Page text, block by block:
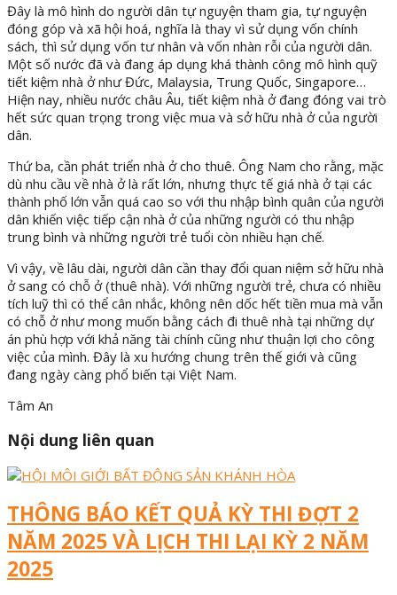
Đây là mô hình do người dân tự nguyện tham gia, tự nguyện
đóng góp và xã hội hoá, nghĩa là thay vì sử dụng vốn chính
sách, thì sử dụng vốn tư nhân và vốn nhàn rỗi của người dân.
Một số nước đã và đang áp dụng khá thành công mô hình quỹ
tiết kiệm nhà ở như Đức, Malaysia, Trung Quốc, Singapore…
Hiện nay, nhiều nước châu Âu, tiết kiệm nhà ở đang đóng vai trò
hết sức quan trọng trong việc mua và sở hữu nhà ở của người
dân.
Thứ ba, cần phát triển nhà ở cho thuê. Ông Nam cho rằng, mặc
dù nhu cầu về nhà ở là rất lớn, nhưng thực tế giá nhà ở tại các
thành phố lớn vẫn quá cao so với thu nhập bình quân của người
dân khiến việc tiếp cận nhà ở của những người có thu nhập
trung bình và những người trẻ tuổi còn nhiều hạn chế.
Vì vậy, về lâu dài, người dân cần thay đổi quan niệm sở hữu nhà
ở sang có chỗ ở (thuê nhà). Với những người trẻ, chưa có nhiều
tích luỹ thì có thể cân nhắc, không nên dốc hết tiền mua mà vẫn
có chỗ ở như mong muốn bằng cách đi thuê nhà tại những dự
án phù hợp với khả năng tài chính cũng như thuận lợi cho công
việc của mình. Đây là xu hướng chung trên thế giới và cũng
đang ngày càng phổ biến tại Việt Nam.
Tâm An
Nội dung liên quan
THÔNG BÁO KẾT QUẢ KỲ THI ĐỢT 2
NĂM 2025 VÀ LỊCH THI LẠI KỲ 2 NĂM
2025